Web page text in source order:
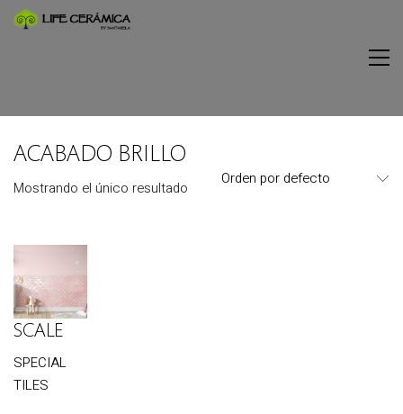
ACABADO BRILLO
Mostrando el único resultado
Orden por defecto
SCALE
SPECIAL
TILES